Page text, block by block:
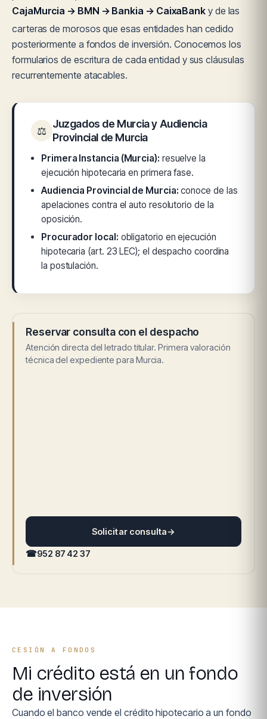
CajaMurcia → BMN → Bankia → CaixaBank y de las
carteras de morosos que esas entidades han cedido
posteriormente a fondos de inversión. Conocemos los
formularios de escritura de cada entidad y sus cláusulas
recurrentemente atacables.
⚖
Juzgados de Murcia y Audiencia
Provincial de Murcia
Primera Instancia (Murcia): resuelve la
ejecución hipotecaria en primera fase.
Audiencia Provincial de Murcia: conoce de las
apelaciones contra el auto resolutorio de la
oposición.
Procurador local: obligatorio en ejecución
hipotecaria (art. 23 LEC); el despacho coordina
la postulación.
Reservar consulta con el despacho
Atención directa del letrado titular. Primera valoración
técnica del expediente para Murcia.
Solicitar consulta→
☎952 87 42 37
CESIÓN A FONDOS
Mi crédito está en un fondo
de inversión
Cuando el banco vende el crédito hipotecario a un fondo